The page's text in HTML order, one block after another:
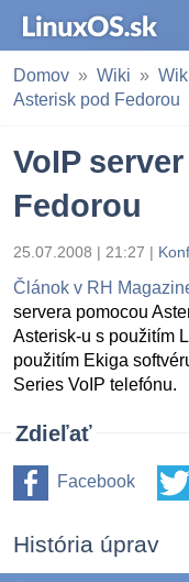
Domov Wiki
Asterisk pod Fedorou
VoIP
Fedorou
25.07.2008 | 21:27 |
Článok v RH
servera pomocou
Asterisk-u s použitím
použitím Ekiga
Series VoIP telefónu.
Zdieľať
Facebook
História úprav